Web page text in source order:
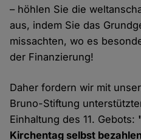
– höhlen Sie die
aus, indem Sie das
missachten, wo es
der Finanzierung!
Daher fordern wir mit
Bruno-Stiftung
Einhaltung des 11. Gebots:
Kirchentag selbst